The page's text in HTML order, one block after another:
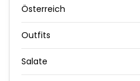
Österreich
Outfits
Salate